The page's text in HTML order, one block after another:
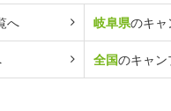
へ 岐阜県のキャ
全国のキャ